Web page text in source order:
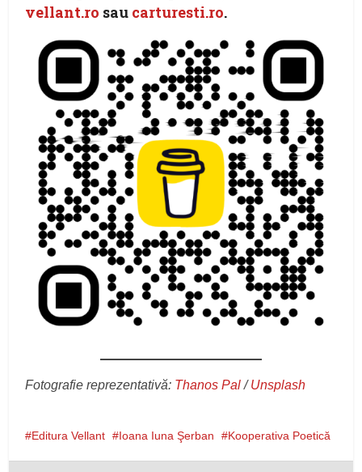
vellant.ro sau carturesti.ro.
Fotografie reprezentativă: Thanos Pal/Unsplash
Editura Vellant Ioana Iuna Şerban Kooperativa Poetică